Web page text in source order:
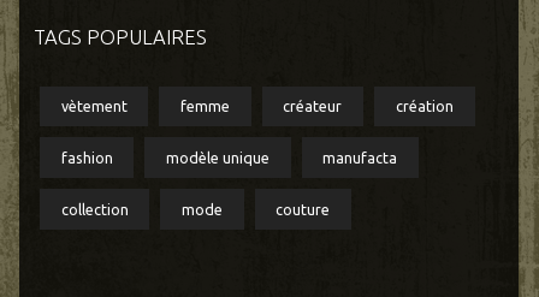
TAGS POPULAIRES
vètement femme créateur création
fashion modèle unique manufacta
collection mode couture